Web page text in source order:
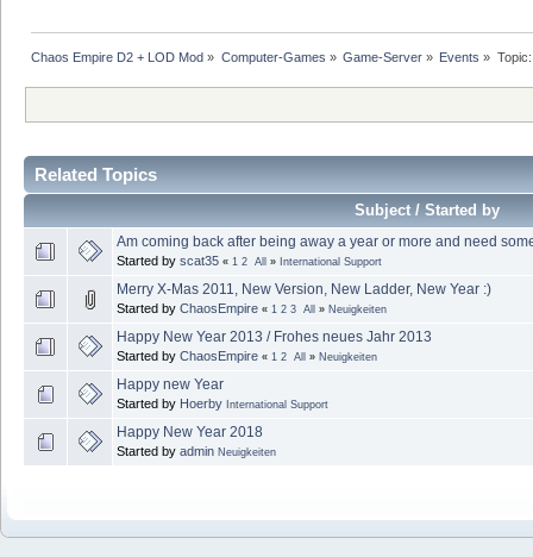
Chaos Empire D2 + LOD Mod » Computer-Games » Game-Server» Events »
Related Topics
Subject / Started by
Am coming back after being away a year or more and need
Started by scat35 « 1 2 All » International Support
Merry X-Mas 2011, New Version, New Ladder, New Year :)
Started by ChaosEmpire « 1 2 3 All » Neuigkeiten
Happy New Year 2013 / Frohes neues Jahr 2013
Started by ChaosEmpire « 1 2 All » Neuigkeiten
Happy new Year
Started by Hoerby International Support
Happy New Year 2018
Started by admin Neuigkeiten